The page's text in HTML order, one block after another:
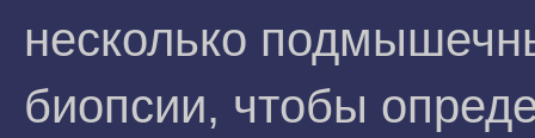
несколько
биопсии, чтобы